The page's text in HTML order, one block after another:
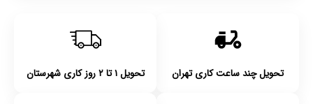
تحویل چند ساعت کاری تهران تحویل ۱ تا ۲ روز کاری شهرستان